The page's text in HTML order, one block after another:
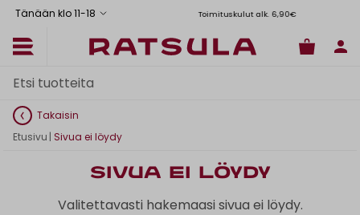
Tänään klo 11-18 Toimituskulut alk. 6,90€
Takaisin
Etusivu | Sivua ei löydy
Sivua ei löydy
Valitettavasti hakemaasi sivua ei löydy.